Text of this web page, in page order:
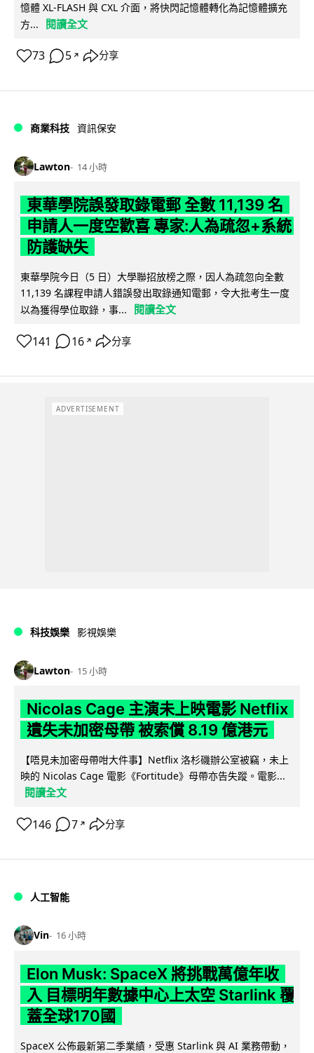
憶體 XL-FLASH 與 CXL 介面，將快閃記憶體轉化為記憶體擴充
方...
閱讀全文
73 5 ↗ 分享
商業科技 資訊保安
Lawton 14 小時
東華學院誤發取錄電郵 全數 11,139 名
申請人一度空歡喜 專家:人為疏忽+系統
防護缺失
東華學院今日（5 日）大學聯招放榜之際，因人為疏忽向全數
11,139 名課程申請人錯誤發出取錄通知電郵，令大批考生一度
以為獲得學位取錄，事...
閱讀全文
141 16 ↗ 分享
ADVERTISEMENT
科技娛樂 影視娛樂
Lawton 15 小時
Nicolas Cage 主演未上映電影 Netflix
遺失未加密母帶 被索償 8.19 億港元
【唔見未加密母帶咁大件事】Netflix 洛杉磯辦公室被竊，未上
映的 Nicolas Cage 電影《Fortitude》母帶亦告失蹤。電影...
閱讀全文
146 7 ↗ 分享
人工智能
Vin 16 小時
Elon Musk: SpaceX 將挑戰萬億年收
入 目標明年數據中心上太空 Starlink 覆
蓋全球170國
SpaceX 公佈最新第二季業績，受惠 Starlink 與 AI 業務帶動，